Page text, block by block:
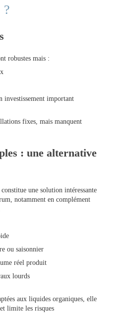
robustes mais :
investissement important
fixes, mais manquent
: une alternative
constitue une solution intéressante
notamment en complément
ou saisonnier
réel produit
lourds
aux liquides organiques, elle
limite les risques